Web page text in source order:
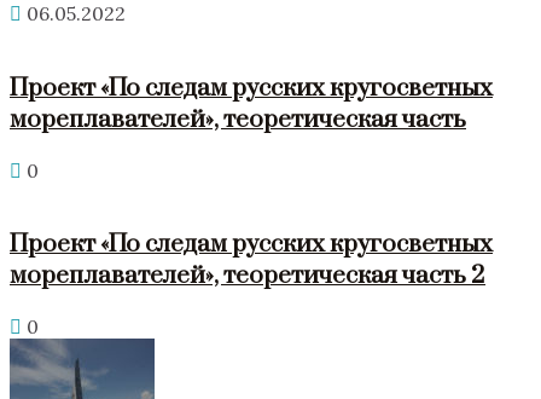
06.05.2022
Проект «По следам русских кругосветных
мореплавателей», теоретическая часть
0
Проект «По следам русских кругосветных
мореплавателей», теоретическая часть 2
0